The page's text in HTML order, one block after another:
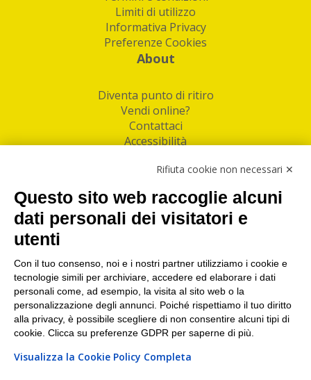
Limiti di utilizzo
Informativa Privacy
Preferenze Cookies
About
Diventa punto di ritiro
Vendi online?
Contattaci
Accessibilità
Facebook
Linkedin
I nostri punti di ritiro e spedizione pacchi nelle
maggiori città italiane
Torino|Milano|Roma|Bologna|Firenze| Genova
Napoli|Varese
Rifiuta cookie non necessari ✕
Questo sito web raccoglie alcuni
dati personali dei visitatori e
utenti
Con il tuo consenso, noi e i nostri partner utilizziamo i cookie e
tecnologie simili per archiviare, accedere ed elaborare i dati
personali come, ad esempio, la visita al sito web o la
personalizzazione degli annunci. Poiché rispettiamo il tuo diritto
alla privacy, è possibile scegliere di non consentire alcuni tipi di
cookie. Clicca su preferenze GDPR per saperne di più.
Visualizza la Cookie Policy Completa